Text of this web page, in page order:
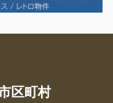
区町村